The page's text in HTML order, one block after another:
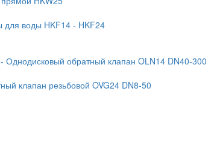
воды HKF14 - HKF24
- Однодисковый обратный клапан OLN14 DN40-300
клапан резьбовой OVG24 DN8-50